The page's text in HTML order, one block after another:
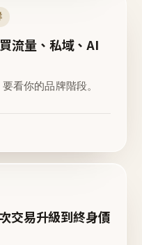
流量、私域、AI
看你的品牌階段。
交易升級到終身價